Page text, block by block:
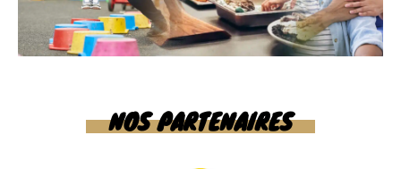
NOS PARTENAIRES